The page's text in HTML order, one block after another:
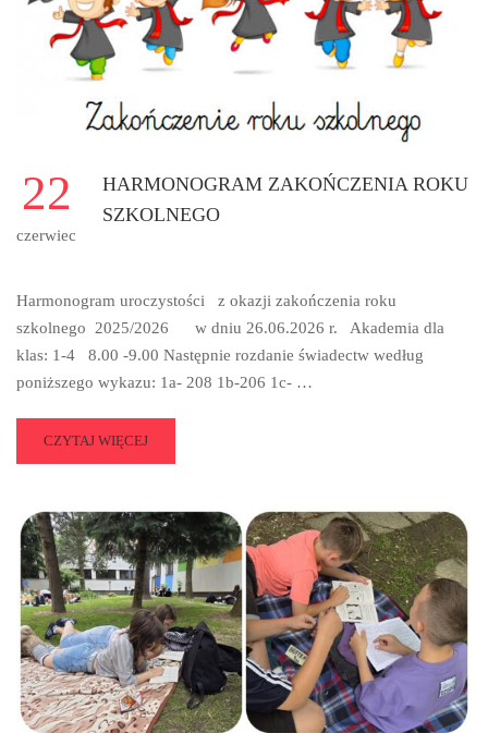
🇦🇺
🐨
22
czerwiec
HARMONOGRAM ZAKOŃCZENIA ROKU
SZKOLNEGO
Harmonogram uroczystości z okazji zakończenia roku
szkolnego 2025/2026 w dniu 26.06.2026 r. Akademia dla
klas: 1-4 8.00 -9.00 Następnie rozdanie świadectw według
poniższego wykazu: 1a- 208 1b-206 1c- …
READ
MORE
ZAKOŃCZENIA
ROKU
SZKOLNEGO
CZYTAJ WIĘCEJ